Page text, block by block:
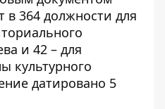
364 должности для
и 42 – для
культурного
датировано 5